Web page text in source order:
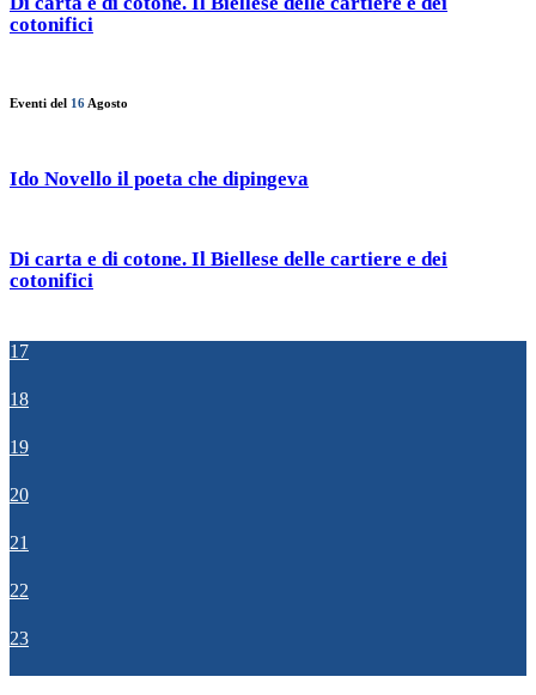
cotonifici
Eventi del 16 Agosto
Ido Novello il poeta che dipingeva
Di carta e di cotone. Il Biellese delle cartiere e dei
cotonifici
17
18
19
20
21
22
23